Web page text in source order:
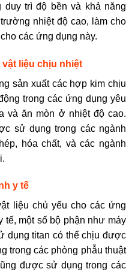
duy trì độ bền và khả năng
nhiệt độ cao, làm cho
các ứng dụng này.
liệu chịu nhiệt
sản xuất các hợp kim chịu
trong các ứng dụng yêu
và ăn mòn ở nhiệt độ cao.
sử dụng trong các ngành
hóa chất, và các ngành
y tế
liệu chủ yếu cho các ứng
tế, một số bộ phận như máy
dụng titan có thể chịu được
trong các phòng phẫu thuật
được sử dụng trong các